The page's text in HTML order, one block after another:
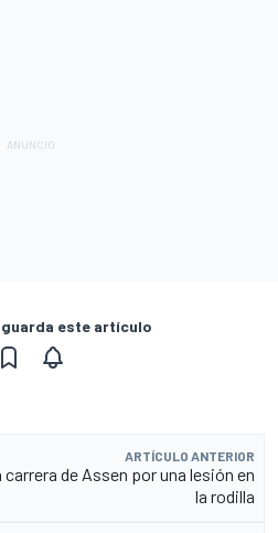
este artículo
ARTÍCULO ANTERIOR
de Assen por una lesión en
la rodilla